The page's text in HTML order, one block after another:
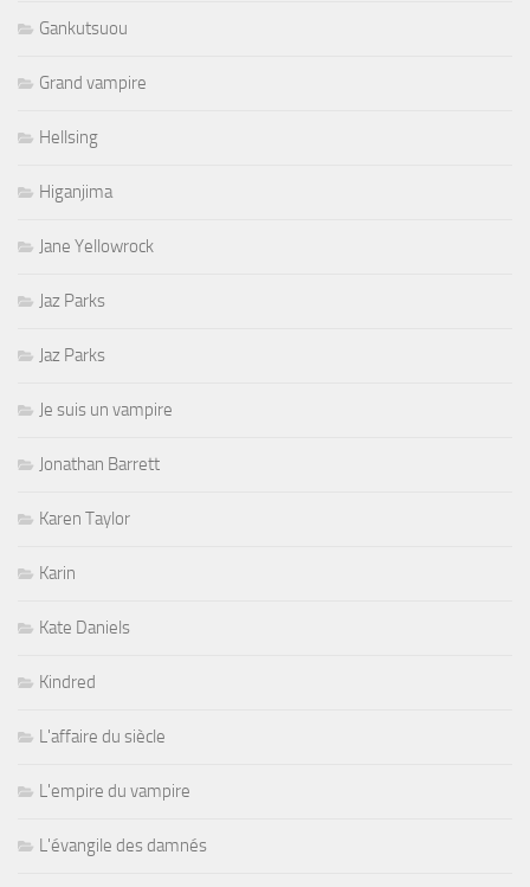
Gankutsuou
Grand vampire
Hellsing
Higanjima
Jane Yellowrock
Jaz Parks
Jaz Parks
Je suis un vampire
Jonathan Barrett
Karen Taylor
Karin
Kate Daniels
Kindred
L'affaire du siècle
L'empire du vampire
L'évangile des damnés